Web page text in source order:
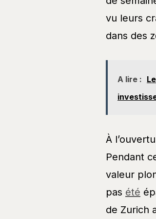
vu leurs
dans des
A lire :
À
Pendant
valeur
pas été
de Zurich